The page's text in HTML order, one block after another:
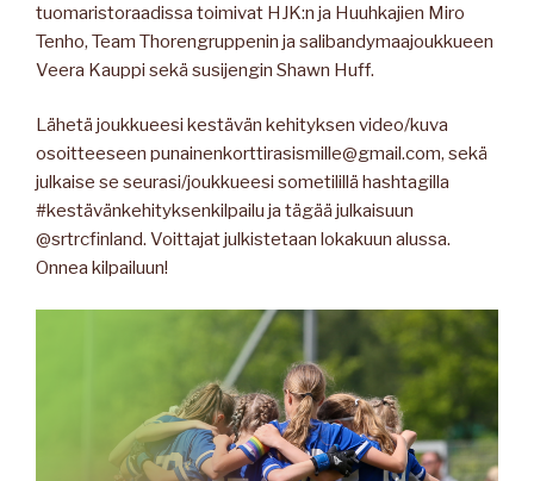
tuomaristoraadissa toimivat HJK:n ja Huuhkajien Miro
Tenho, Team Thorengruppenin ja salibandymaajoukkueen
Veera Kauppi sekä susijengin Shawn Huff.
Lähetä joukkueesi kestävän kehityksen video/kuva
osoitteeseen punainenkorttirasismille@gmail.com, sekä
julkaise se seurasi/joukkueesi sometilillä hashtagilla
#kestävänkehityksenkilpailu ja tägää julkaisuun
@srtrcfinland. Voittajat julkistetaan lokakuun alussa.
Onnea kilpailuun!